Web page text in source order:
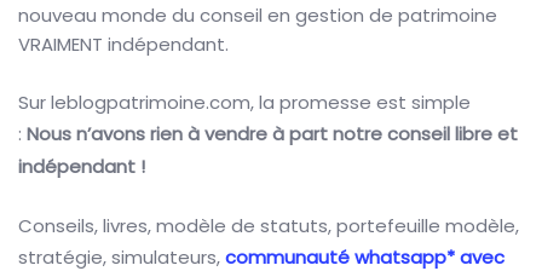
nouveau monde du conseil en gestion de patrimoine
VRAIMENT indépendant.
Sur leblogpatrimoine.com, la promesse est simple
: Nous n’avons rien à vendre à part notre conseil libre et
indépendant !
Conseils, livres, modèle de statuts, portefeuille modèle,
stratégie, simulateurs,communauté whatsapp* avec